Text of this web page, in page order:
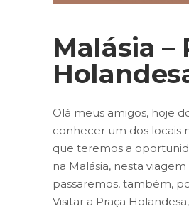
Malásia –
Olá meus amigos, hoje
conhecer um dos locais
que teremos a
na Malásia, nesta
passaremos, também,
Visitar a Praça